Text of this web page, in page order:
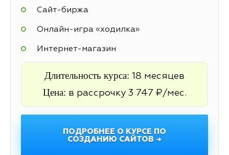
Cайт-биржа
Онлайн-игра «ходилка»
Интернет-магазин
Длительность курса: 18 месяцев
Цена: в рассрочку 3 747 ₽/мес.
ПОДРОБНЕЕ О КУРСЕ ПО
СОЗДАНИЮ САЙТОВ →